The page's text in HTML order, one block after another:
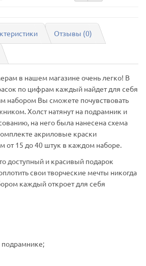
Отзывы (0)
в нашем магазине очень легко! В
по цифрам каждый найдет для себя
набором Вы сможете почувствовать
Холст натянут на подрамник и
на него была нанесена схема
акриловые краски
от 15 до 40 штук в каждом наборе.
доступный и красивый подарок
свои творческие мечты никогда
каждый откроет для себя
подрамнике;